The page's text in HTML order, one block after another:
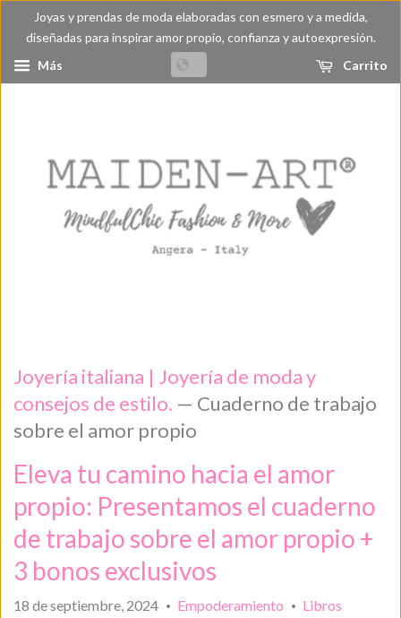
Joyas y prendas de moda elaboradas con esmero y a medida,
diseñadas para inspirar amor propio, confianza y autoexpresión.
Más
Carrito
Joyería italiana | Joyería de moda y
consejos de estilo. — Cuaderno de trabajo
sobre el amor propio
Eleva tu camino hacia el amor
propio: Presentamos el cuaderno
de trabajo sobre el amor propio +
3 bonos exclusivos
18 de septiembre, 2024 • Empoderamiento •
Libros